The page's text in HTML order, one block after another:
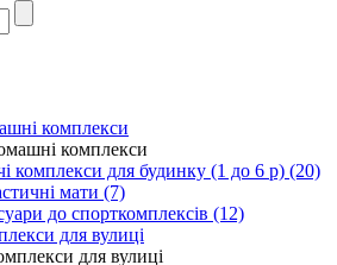
комплекси
комплекси для будинку (1 до 6 р) (20)
мати (7)
до спорткомплексів (12)
для вулиці